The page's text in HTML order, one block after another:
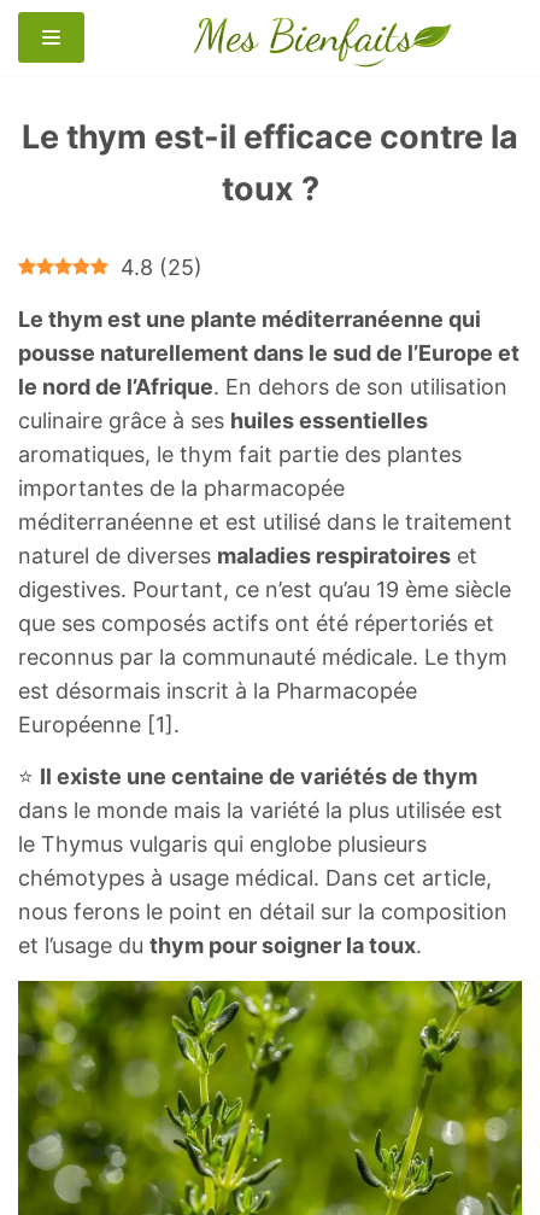
Aller
au
Le thym est-il efficace contre la
toux ?
4.8 (25)
Le thym est une plante méditerranéenne qui
pousse naturellement dans le sud de l’Europe et
le nord de l’Afrique. En dehors de son utilisation
culinaire grâce à ses huiles essentielles
aromatiques, le thym fait partie des plantes
importantes de la pharmacopée
méditerranéenne et est utilisé dans le traitement
naturel de diverses maladies respiratoires et
digestives. Pourtant, ce n’est qu’au 19 ème siècle
que ses composés actifs ont été répertoriés et
reconnus par la communauté médicale. Le thym
est désormais inscrit à la Pharmacopée
Européenne [1].
⭐ Il existe une centaine de variétés de thym
dans le monde mais la variété la plus utilisée est
le Thymus vulgaris qui englobe plusieurs
chémotypes à usage médical. Dans cet article,
nous ferons le point en détail sur la composition
et l’usage du thym pour soigner la toux.